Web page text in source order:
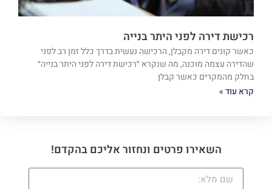
רכישת דירה לפני היתר בנייה
כאשר קונים דירה מקבלן, הרכישה נעשית בדרך כלל זמן רב לפני
שהדירה עצמה מוכנה, מה שנקרא ״רכישת דירה לפני היתר בנייה״
בחלק מהמקרים כאשר קבלן
קרא עוד »
השאירו פרטים ונחזור אליכם בהקדם!